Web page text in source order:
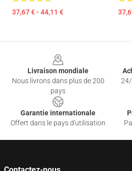
37,67 € - 44,11 €
Livraison mondiale
Nous livrons dans plus de 200
pays
Garantie internationale
Offert dans le pays d'utilisation